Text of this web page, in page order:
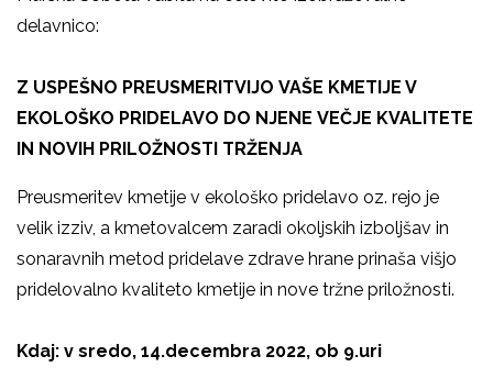
delavnico:
Z USPEŠNO PREUSMERITVIJO VAŠE KMETIJE V
EKOLOŠKO PRIDELAVO DO NJENE VEČJE KVALITETE
IN NOVIH PRILOŽNOSTI TRŽENJA
Preusmeritev kmetije v ekološko pridelavo oz. rejo je
velik izziv, a kmetovalcem zaradi okoljskih izboljšav in
sonaravnih metod pridelave zdrave hrane prinaša višjo
pridelovalno kvaliteto kmetije in nove tržne priložnosti.
Kdaj: v sredo, 14.decembra 2022, ob 9.uri